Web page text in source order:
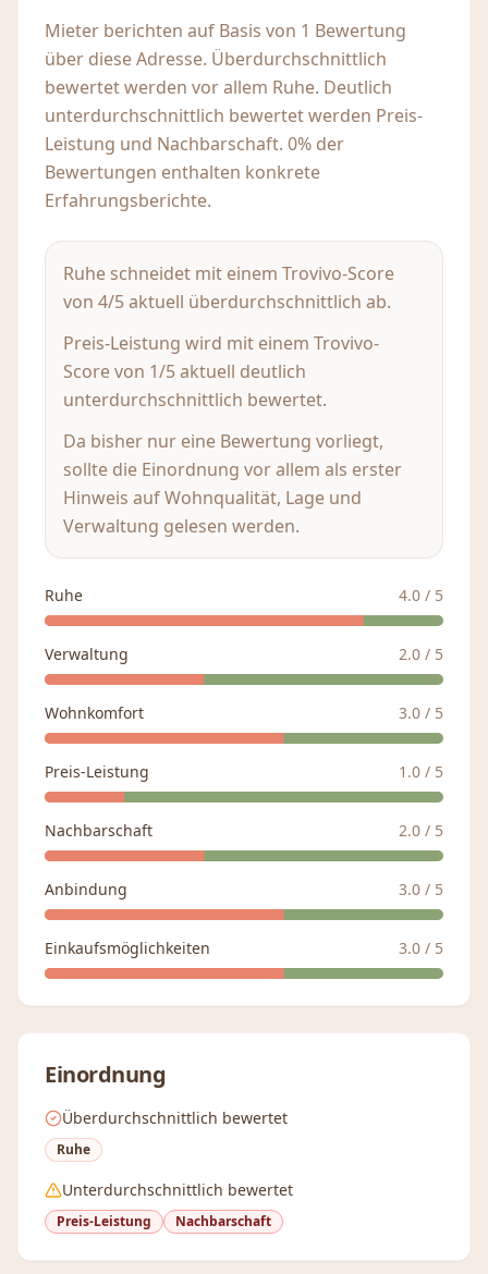
Mieter berichten auf Basis von 1 Bewertung
über diese Adresse. Überdurchschnittlich
bewertet werden vor allem Ruhe. Deutlich
unterdurchschnittlich bewertet werden Preis-
Leistung und Nachbarschaft. 0% der
Bewertungen enthalten konkrete
Erfahrungsberichte.
Ruhe schneidet mit einem Trovivo-Score
von 4/5 aktuell überdurchschnittlich ab.
Preis-Leistung wird mit einem Trovivo-
Score von 1/5 aktuell deutlich
unterdurchschnittlich bewertet.
Da bisher nur eine Bewertung vorliegt,
sollte die Einordnung vor allem als erster
Hinweis auf Wohnqualität, Lage und
Verwaltung gelesen werden.
Ruhe 4.0 / 5
Verwaltung 2.0 / 5
Wohnkomfort 3.0 / 5
Preis-Leistung 1.0 / 5
Nachbarschaft 2.0 / 5
Anbindung 3.0 / 5
Einkaufsmöglichkeiten 3.0 / 5
Einordnung
Überdurchschnittlich bewertet
Ruhe
Unterdurchschnittlich bewertet
Preis-Leistung Nachbarschaft